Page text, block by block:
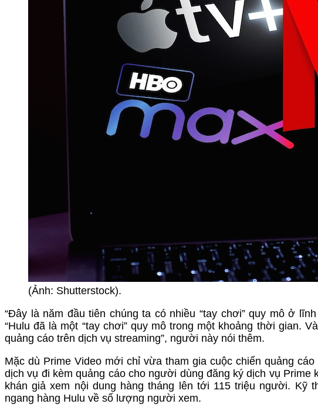
(Ảnh: Shutterstock).
“Đây là năm đầu tiên chúng ta có nhiều “tay chơi” quy mô ở
“Hulu đã là một “tay chơi” quy mô trong một khoảng thời gian.
quảng cáo trên dịch vụ streaming”, người này nói thêm.
Mặc dù Prime Video mới chỉ vừa tham gia cuộc chiến quảng
dịch vụ đi kèm quảng cáo cho người dùng đăng ký dịch vụ
khán giả xem nội dung hàng tháng lên tới 115 triệu người. Kỹ
ngang hàng Hulu về số lượng người xem.